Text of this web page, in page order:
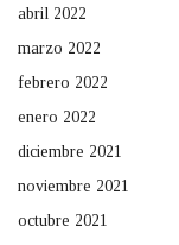
abril 2022
marzo 2022
febrero 2022
enero 2022
diciembre 2021
noviembre 2021
octubre 2021